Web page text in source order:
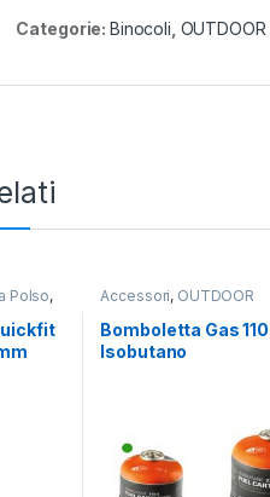
Categorie: Binocoli OUTDOOR
Polso,
Accessori, OUTDOOR
Bomboletta Gas 110
Isobutano